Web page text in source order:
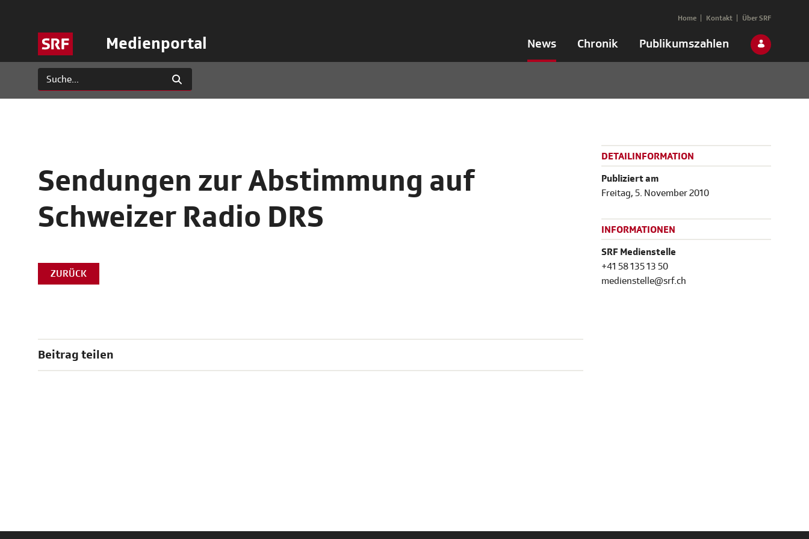
Medienportal News Chronik Publikumszahlen
Home Kontakt Über SRF
Sendungen zur Abstimmung auf
Schweizer Radio DRS
ZURÜCK
Beitrag teilen
DETAILINFORMATION
Publiziert am
Freitag, 5. November 2010
INFORMATIONEN
SRF Medienstelle
+41 58 135 13 50
medienstelle@srf.ch